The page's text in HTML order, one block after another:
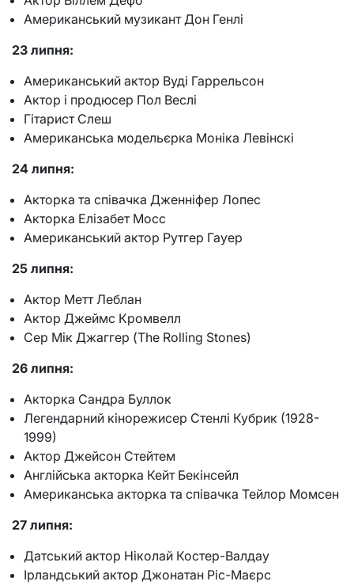
Американський музикант Дон Генлі
23 липня:
Американський актор Вуді Гаррельсон
Актор і продюсер Пол Веслі
Гітарист Слеш
Американська модельєрка Моніка Левінскі
24 липня:
Акторка та співачка Дженніфер Лопес
Акторка Елізабет Мосс
Американський актор Рутгер Гауер
25 липня:
Актор Метт Леблан
Актор Джеймс Кромвелл
Сер Мік Джаггер (The Rolling Stones)
26 липня:
Акторка Сандра Буллок
Легендарний кінорежисер Стенлі Кубрик (1928-
1999)
Актор Джейсон Стейтем
Англійська акторка Кейт Бекінсейл
Американська акторка та співачка Тейлор Момсен
27 липня:
Датський актор Ніколай Костер-Валдау
Ірландський актор Джонатан Ріс-Маєрс